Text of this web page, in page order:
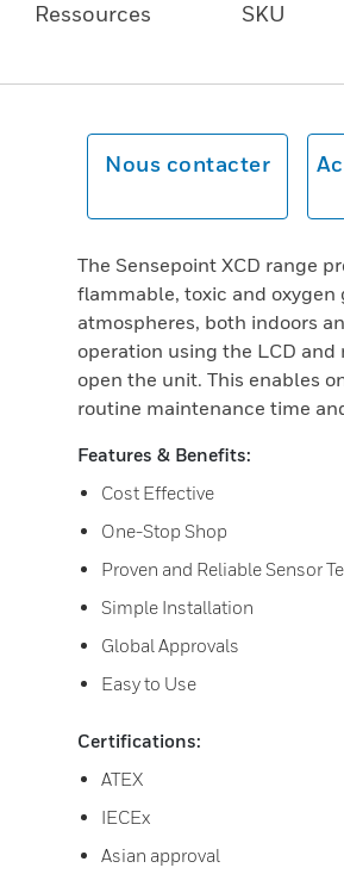
Ressources SKU
Nous contacter
The Sensepoint XCD range
flammable, toxic and
atmospheres, both indoors
operation using the LCD
open the unit. This enables
routine maintenance time
Features & Benefits:
Cost Effective
One-Stop Shop
Proven and Reliable Sensor
Simple Installation
Global Approvals
Easy to Use
Certifications:
ATEX
IECEx
Asian approval